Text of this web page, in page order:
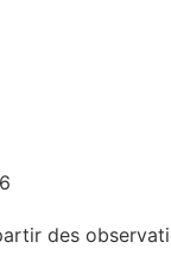
des